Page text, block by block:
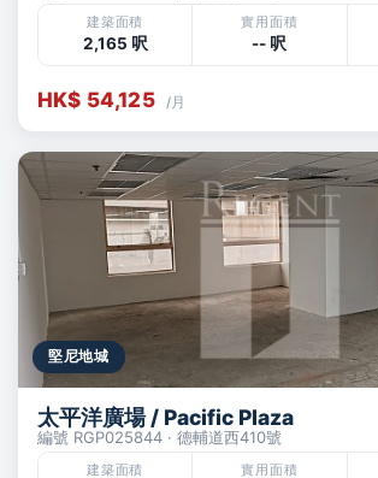
建築面積
2,165 呎
實用面積
-- 呎
HK$ 54,125 /月
堅尼地城
太平洋廣場 / Pacific Plaza
編號 RGP025844 · 德輔道西410號
建築面積 實用面積